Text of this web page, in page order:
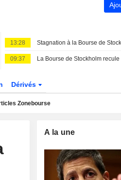
13:28
09:37
Dérivés
Zonebourse
A la une